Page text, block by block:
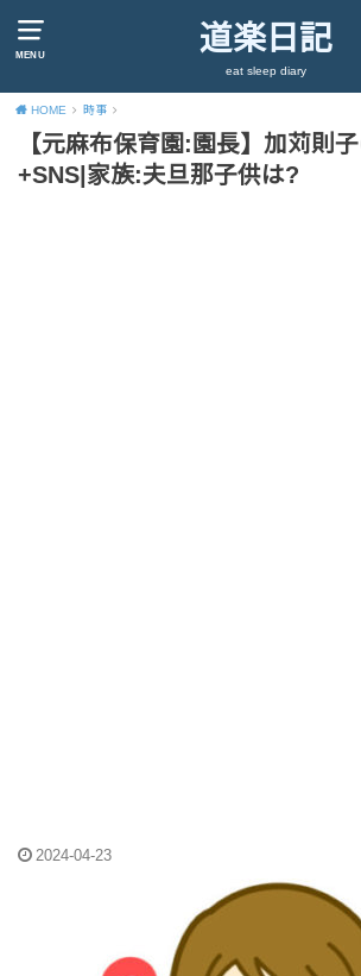
MENU 道楽日記
eat sleep diary
HOME 時事
【元麻布保育園:園長】加苅則
+SNS|家族:夫旦那子供は?
2024-04-23